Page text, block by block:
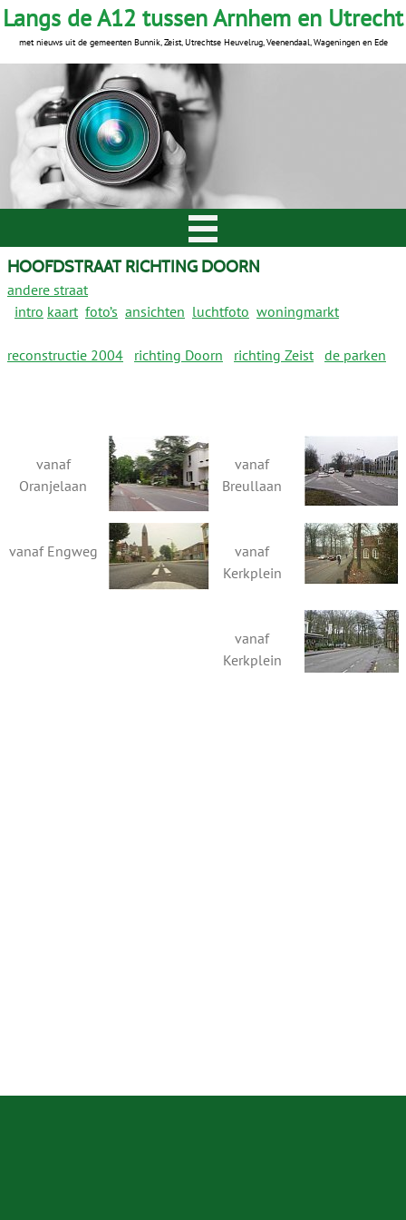
HOOFDSTRAAT RICHTING DOORN
andere straat
intro kaart foto’s ansichten luchtfoto woningmarkt
reconstructie 2004 richting Doorn richting Zeist de parken
vanaf
Oranjelaan
vanaf Engweg
vanaf
Breullaan
vanaf
Kerkplein
vanaf
Kerkplein
Langs de A12 tussen Arnhem en Utrecht
met nieuws uit de gemeenten Bunnik, Zeist, Utrechtse Heuvelrug, Veenendaal, Wageningen en Ede